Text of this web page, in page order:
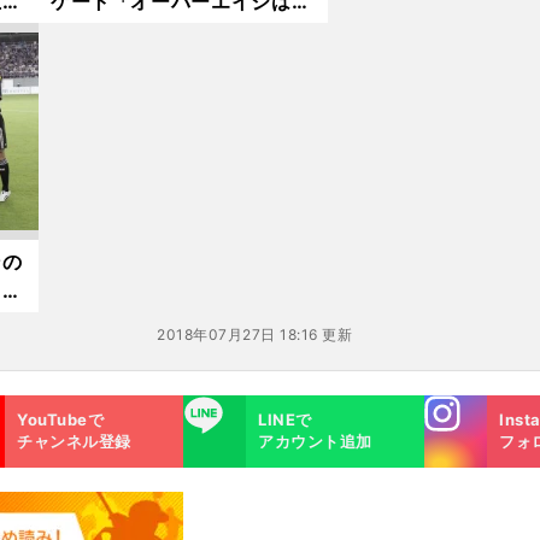
2018年07月27日 18:16 更新
YouTubeで
チャンネル登録
LINE
LINEで
アカウント追加
Instagra
m
フォ